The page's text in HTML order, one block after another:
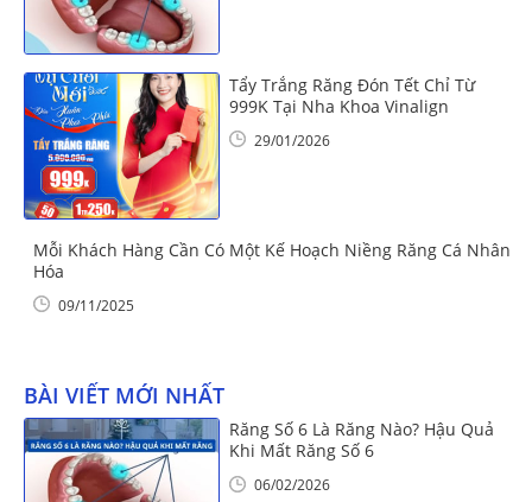
Tẩy Trắng Răng Đón Tết Chỉ Từ
999K Tại Nha Khoa Vinalign
29/01/2026
Mỗi Khách Hàng Cần Có Một Kế Hoạch Niềng Răng Cá Nhân
Hóa
09/11/2025
BÀI VIẾT MỚI NHẤT
Răng Số 6 Là Răng Nào? Hậu Quả
Khi Mất Răng Số 6
06/02/2026